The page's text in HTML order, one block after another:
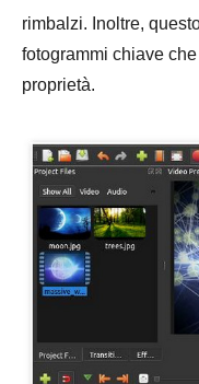
rimbalzi. Inoltre,
fotogrammi chiave
proprietà.